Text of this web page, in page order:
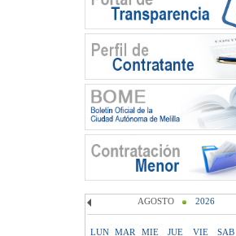
AGOSTO 2026
LUN MAR MIE JUE VIE SAB